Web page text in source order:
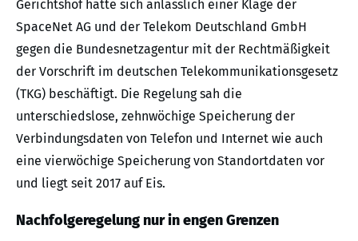
Gerichtshof hatte sich anlässlich einer Klage der
SpaceNet AG und der Telekom Deutschland GmbH
gegen die Bundesnetzagentur mit der Rechtmäßigkeit
der Vorschrift im deutschen Telekommunikationsgesetz
(TKG) beschäftigt. Die Regelung sah die
unterschiedslose, zehnwöchige Speicherung der
Verbindungsdaten von Telefon und Internet wie auch
eine vierwöchige Speicherung von Standortdaten vor
und liegt seit 2017 auf Eis.
Nachfolgeregelung nur in engen Grenzen